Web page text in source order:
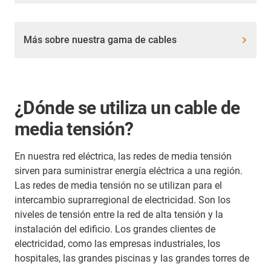
Más sobre nuestra gama de cables
¿Dónde se utiliza un cable de
media tensión?
En nuestra red eléctrica, las redes de media tensión
sirven para suministrar energía eléctrica a una región.
Las redes de media tensión no se utilizan para el
intercambio suprarregional de electricidad. Son los
niveles de tensión entre la red de alta tensión y la
instalación del edificio. Los grandes clientes de
electricidad, como las empresas industriales, los
hospitales, las grandes piscinas y las grandes torres de